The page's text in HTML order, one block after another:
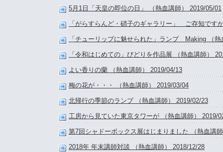
5月1日「天皇の即位の日」 （熱血講師） 2019/05/01
「がらすらんど・硝子のギャラリー」 ご存知です
「チューリップに魅せられた」ランプ Making （熱
「令和はじめての」びどりを作品展 （熱血講師）
よい香りの蘭 （熱血講師） 2019/04/13
梅の花が・・・ （熱血講師） 2019/03/04
北帰行の季節のランプ （熱血講師） 2019/02/23
工房から見ていた東京タワーが （熱血講師） 2019/
第7回シャドーボックス展はじまりました （熱血講
2018年 年末講師対談 （熱血講師） 2018/12/28